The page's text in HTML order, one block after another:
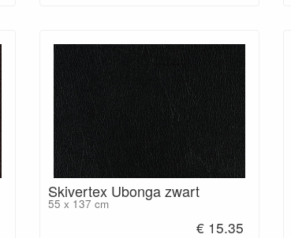
Skivertex Ubonga zwart
55 x 137 cm
€ 15.35